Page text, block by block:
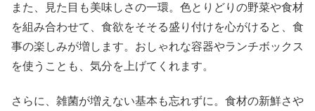
また、見た目も美味しさの一環。色とりどりの野菜や食材
を組み合わせて、食欲をそそる盛り付けを心がけると、食
事の楽しみが増します。おしゃれな容器やランチボックス
を使うことも、気分を上げてくれます。
さらに、雑菌が増えない基本も忘れずに。食材の新鮮さや